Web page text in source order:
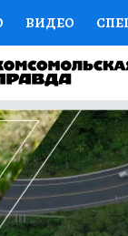
ВИДЕО
ЭКСПЕРТОВ
ПОЛКА
ЦЕНТР